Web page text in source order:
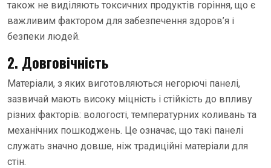
також не виділяють токсичних продуктів горіння, що є
важливим фактором для забезпечення здоров’я і
безпеки людей.
2. Довговічність
Матеріали, з яких виготовляються негорючі панелі,
зазвичай мають високу міцність і стійкість до впливу
різних факторів: вологості, температурних коливань та
механічних пошкоджень. Це означає, що такі панелі
служать значно довше, ніж традиційні матеріали для
стін.